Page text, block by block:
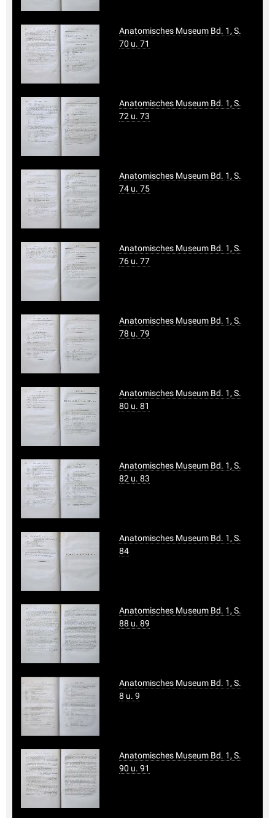
Anatomisches Museum Bd. 1, S.
70 u. 71
Anatomisches Museum Bd. 1, S.
72 u. 73
Anatomisches Museum Bd. 1, S.
74 u. 75
Anatomisches Museum Bd. 1, S.
76 u. 77
Anatomisches Museum Bd. 1, S.
78 u. 79
Anatomisches Museum Bd. 1, S.
80 u. 81
Anatomisches Museum Bd. 1, S.
82 u. 83
Anatomisches Museum Bd. 1, S.
84
Anatomisches Museum Bd. 1, S.
88 u. 89
Anatomisches Museum Bd. 1, S.
8 u. 9
Anatomisches Museum Bd. 1, S.
90 u. 91